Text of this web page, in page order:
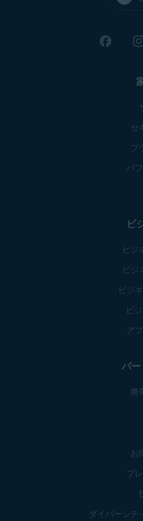
セ
パ
ビ
ビジ
ビジ
ビジ
ビ
ア
パ
携
お
プ
ダイバーシテ